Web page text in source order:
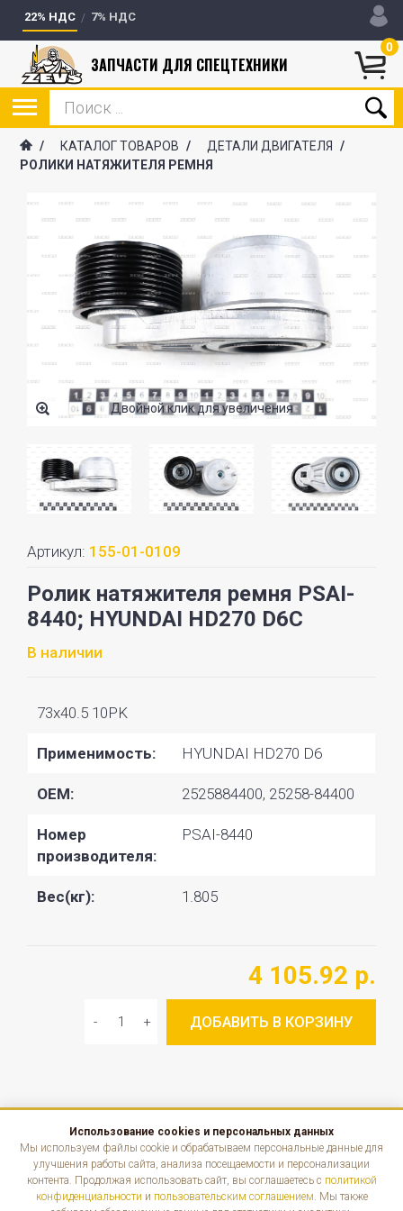
22% НДС 7% НДС
0
ЗАПЧАСТИ ДЛЯ СПЕЦТЕХНИКИ
/ КАТАЛОГ ТОВАРОВ / ДЕТАЛИ ДВИГАТЕЛЯ
/
РОЛИКИ НАТЯЖИТЕЛЯ РЕМНЯ
Двойной клик для увеличения
Артикул: 155-01-0109
Ролик натяжителя ремня PSAI-
8440; HYUNDAI HD270 D6C
В наличии
73x40.5 10PK
Применимость: HYUNDAI HD270 D6
OEM: 2525884400, 25258-84400
Номер
производителя:
PSAI-8440
Вес(кг): 1.805
4 105.92 р.
ДОБАВИТЬ В КОРЗИНУ
КАТАЛОГ
ИНФОРМАЦИЯ
Использование cookies и персональных данных
Мы используем файлы cookie и обрабатываем персональные данные для
улучшения работы сайта, анализа посещаемости и персонализации
контента. Продолжая использовать сайт, вы соглашаетесь с политикой
конфиденциальности и пользовательским соглашением. Мы также